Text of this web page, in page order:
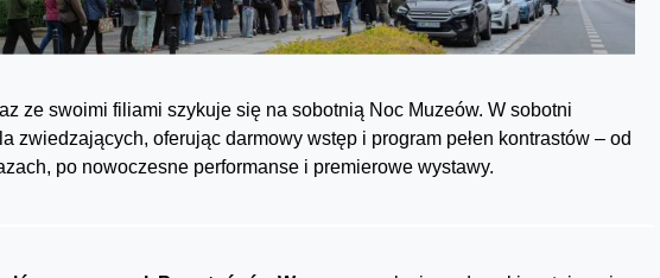
ze swoimi filiami szykuje się na sobotnią Noc Muzeów. W sobotni
zwiedzających, oferując darmowy wstęp i program pełen kontrastów – od
po nowoczesne performanse i premierowe wystawy.